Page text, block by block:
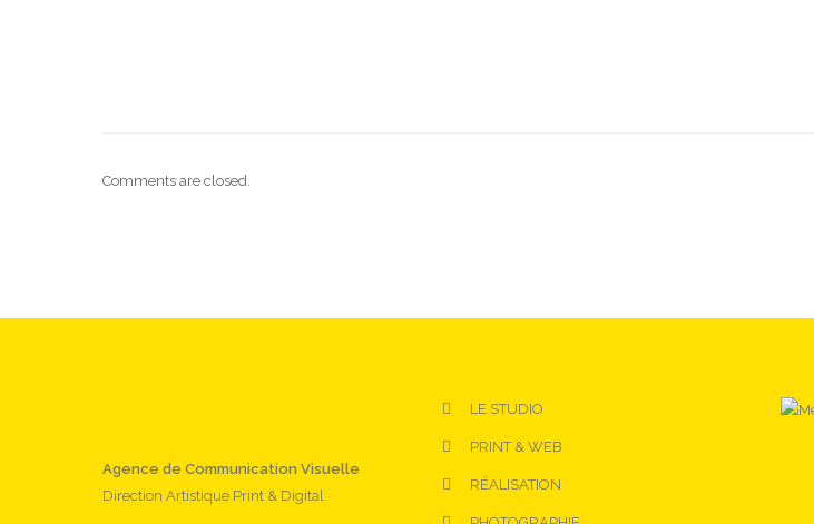
Comments are closed.
Agence de Communication Visuelle
Direction Artistique Print & Digital
LE STUDIO
PRINT & WEB
RÉALISATION